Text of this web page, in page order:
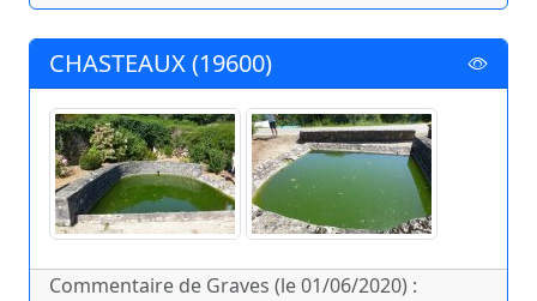
CHASTEAUX (19600)
Commentaire de Graves (le 01/06/2020) :